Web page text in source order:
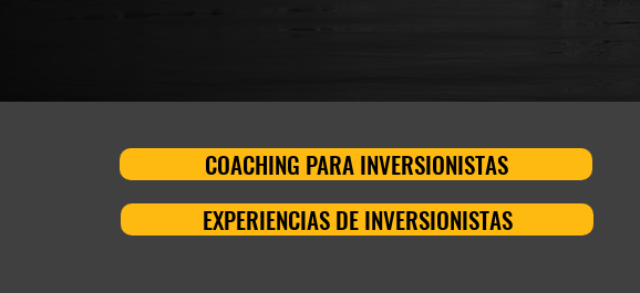
COACHING PARA INVERSIONISTAS
EXPERIENCIAS DE INVERSIONISTAS